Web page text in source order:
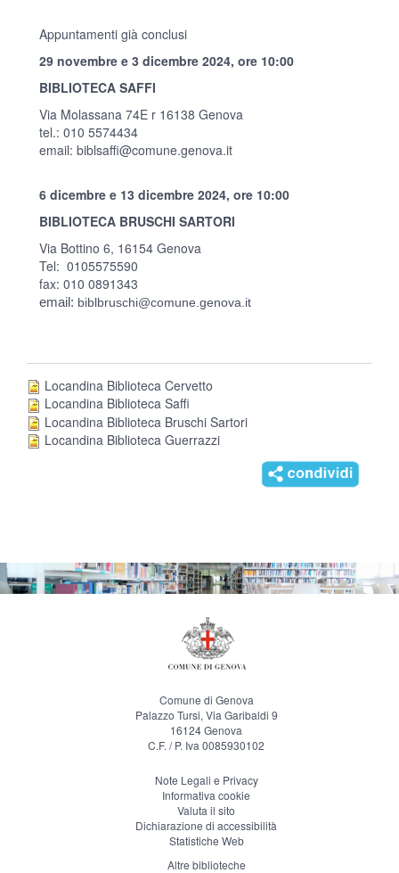
Appuntamenti già conclusi
29 novembre e 3 dicembre 2024, ore 10:00
BIBLIOTECA SAFFI
Via Molassana 74E r 16138 Genova
tel.: 010 5574434
email: biblsaffi@comune.genova.it
6 dicembre e 13 dicembre 2024, ore 10:00
BIBLIOTECA BRUSCHI SARTORI
Via Bottino 6, 16154 Genova
Tel: 0105575590
fax: 010 0891343
email: biblbruschi@comune.genova.it
Locandina Biblioteca Cervetto
Locandina Biblioteca Saffi
Locandina Biblioteca Bruschi Sartori
Locandina Biblioteca Guerrazzi
Comune di Genova
Palazzo Tursi, Via Garibaldi 9
16124 Genova
C.F. / P. Iva 0085930102
Note Legali e Privacy
Informativa cookie
Valuta il sito
Dichiarazione di accessibilità
Statistiche Web
Altre biblioteche